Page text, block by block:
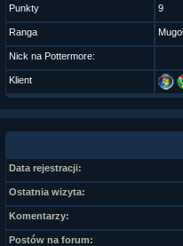
Punkty
9
Ranga Mugol
Nick na Pottermore:
Klient
Data rejestracji:
Ostatnia wizyta:
Komentarzy:
Postów na forum: